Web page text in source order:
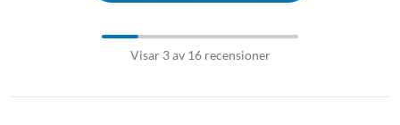
Visar 3 av 16 recensioner